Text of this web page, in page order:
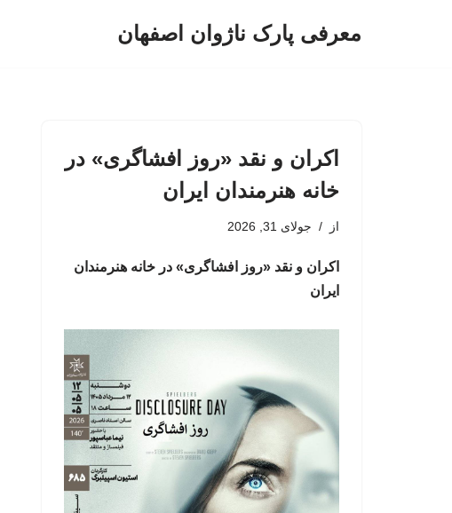
معرفی پارک ناژوان اصفهان
اکران و نقد «روز افشاگری» در
خانه‌ هنرمندان ایران
از جولای 31, 2026
اکران و نقد «روز افشاگری» در خانه‌ هنرمندان
ایران